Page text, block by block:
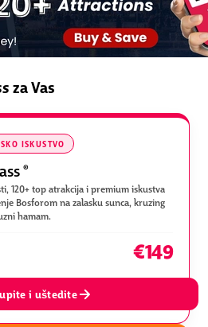
za Vas
ISKUSTVO
®
120+ top atrakcija i premium iskustva
Bosforom na zalasku sunca, kruzing
hamam.
€149
i uštedite